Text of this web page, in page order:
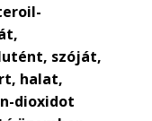
szóját,
halat,
dioxidot